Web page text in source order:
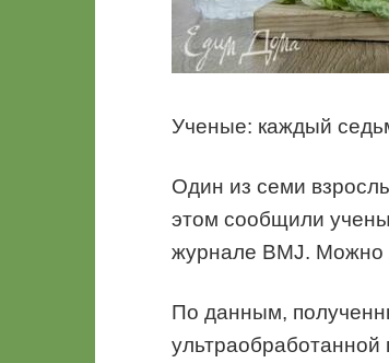
Ученые: каждый
Один из семи
этом сообщили
журнале BMJ. Можно
По данным,
ультраобработанной